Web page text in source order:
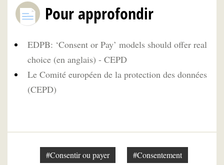
Pour approfondir
EDPB: ‘Consent or Pay’ models should offer real
choice (en anglais) - CEPD
Le Comité européen de la protection des données
(CEPD)
#Consentir ou payer #Consentement